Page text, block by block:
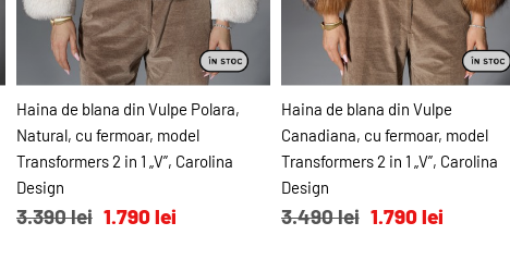
ADAUGĂ ÎN COŞ
Haina de blana din Vulpe Polara,
Natural, cu fermoar, model
Transformers 2 in 1 „V”, Carolina
Design
3.390 lei 1.790 lei
ADAUGĂ ÎN COŞ
Haina de blana din Vulpe
Canadiana, cu fermoar, model
Transformers 2 in 1 „V”, Carolina
Design
3.490 lei 1.790 lei